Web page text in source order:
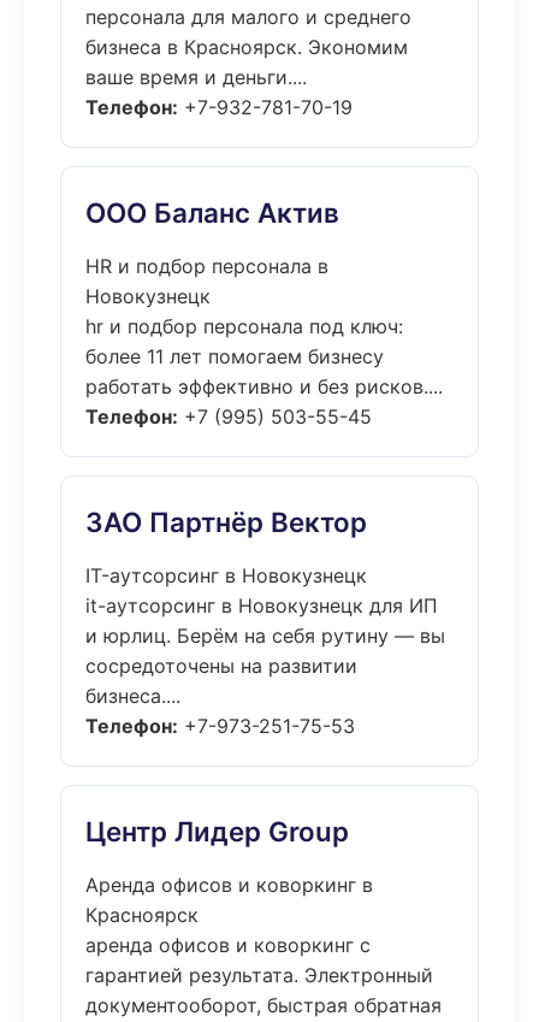
персонала для малого и среднего
бизнеса в Красноярск. Экономим
ваше время и деньги....
Телефон: +7-932-781-70-19
ООО Баланс Актив
HR и подбор персонала в
Новокузнецк
hr и подбор персонала под ключ:
более 11 лет помогаем бизнесу
работать эффективно и без рисков....
Телефон: +7 (995) 503-55-45
ЗАО Партнёр Вектор
IT-аутсорсинг в Новокузнецк
it-аутсорсинг в Новокузнецк для ИП
и юрлиц. Берём на себя рутину — вы
сосредоточены на развитии
бизнеса....
Телефон: +7-973-251-75-53
Центр Лидер Group
Аренда офисов и коворкинг в
Красноярск
аренда офисов и коворкинг с
гарантией результата. Электронный
документооборот, быстрая обратная